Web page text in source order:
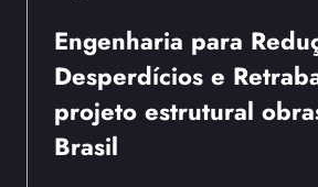
Engenharia para
Desperdícios e
projeto estrutural
Brasil